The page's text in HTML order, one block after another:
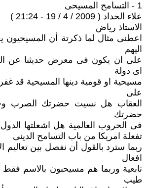
1 - التسامح المسيحى
علاء الحداد ( 2009 / 4 / 19 - 21:24 )
الاستاذ رياض
اعطنى مثال لما ذكرتة أن المسيحيون
اليهم
على ان يكون فى معرض حديثنا عن
اى دولة
مسيحية او قومية دينها المسيحية قد
على
العقاب هل نسيت حضرتك الصرب
حضرتك
فى الحروب العالمية هل اشعلتها
تفعلة امريكا من باب التسامح الدينى
ربما سترد بالقول أن نفصل بين تعاليم
افعال
تابعية وربما هم مسيحبون بالاسم
طيب